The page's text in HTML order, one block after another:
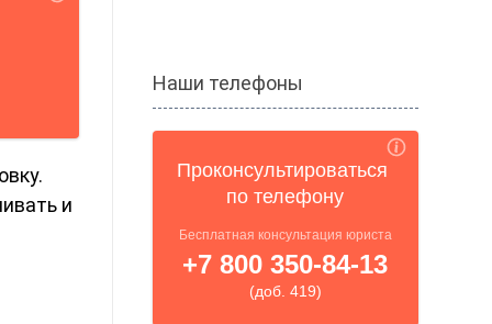
и
Наши телефоны